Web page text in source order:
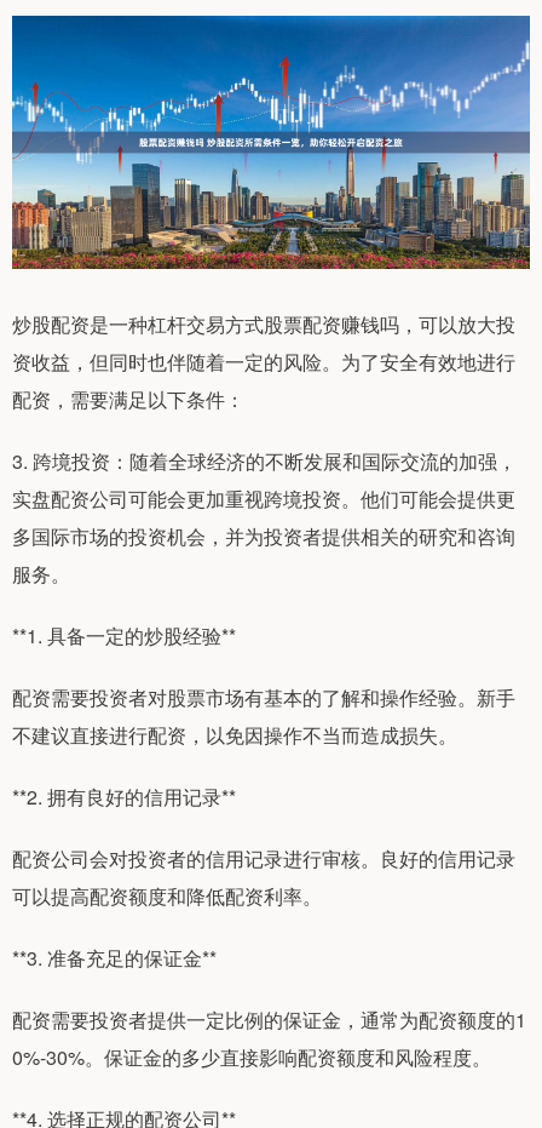
炒股配资是一种杠杆交易方式股票配资赚钱吗，可以放大投
资收益，但同时也伴随着一定的风险。为了安全有效地进行
配资，需要满足以下条件：
3. 跨境投资：随着全球经济的不断发展和国际交流的加强，
实盘配资公司可能会更加重视跨境投资。他们可能会提供更
多国际市场的投资机会，并为投资者提供相关的研究和咨询
服务。
**1. 具备一定的炒股经验**
配资需要投资者对股票市场有基本的了解和操作经验。新手
不建议直接进行配资，以免因操作不当而造成损失。
**2. 拥有良好的信用记录**
配资公司会对投资者的信用记录进行审核。良好的信用记录
可以提高配资额度和降低配资利率。
**3. 准备充足的保证金**
配资需要投资者提供一定比例的保证金，通常为配资额度的1
0%-30%。保证金的多少直接影响配资额度和风险程度。
**4. 选择正规的配资公司**